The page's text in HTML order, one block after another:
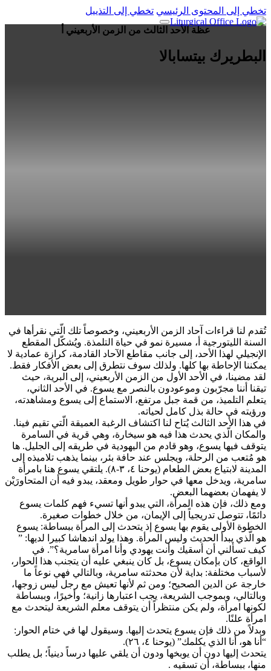
تخطي إلى المحتوى الرئيسي تخطي إلى التذييل
عظة الأحد الثالث من الزمن الأربعيني أ
البطريرك بيتسابالا
تُقدم لنا قراءات آحاد الزمن الأربعيني، وخصوصاً تلك الّتي نقرأها في
السنة الليتورجية أ، مسيرة نمو في حياة التلمذة. ويُشكّل المقطع
الإنجيلي لهذا الأحد، إلى جانب مقاطع الآحاد القادمة، كرازة عمادية لا
يمكننا الإحاطة بها كلها. ولذلك سوف نتطرق إلى بعض الأفكار فقط.
لقد مضينا، في الأحد الأول من الزمن الأربعيني، إلى البرية، حيث
تيقنا أننا مجرّبون وموعودون بالنصر مع يسوع. في الأحد الثاني،
يتعلم التلميذ، من قمة جبل مرتفع، الاستماع إلى يسوع ومشاهدته،
ورؤيته في حالة بذل كامل لحياته.
في هذا الأحد الثالث يُتاح لنا اكتشاف الرغبة العميقة الّتي تقيم فينا.
والمكان الّذي يحدث هذا فيه هو سيخارة، وهي قرية في السامرة
يتوقف فيها يسوع، وهو قادم من اليهودية في طريقه إلى الجليل. ها
هو مُتعب من الرحلة، ويجلس عند حافة بئر، بينما يذهب تلاميذه إلى
المدينة لابتياع بعض الطعام (يوحنا ٤، ٣-٨). يلتقي يسوع هنا بامرأة
سامرية، ويدخل معها في حوار طويل ومعقد، يبدو فيه أن المتحاورَيْن
لا يفهمان بعضهما البعض.
ومع ذلك، فإن هذه المرأة، التي يبدو أنها تسيء فهم كلمات يسوع
دائمًا، تتوصل تدريجياً إلى الإيمان، من خلال خطوات صغيرة.
الخطوة الأولى يقوم بها يسوع إذ يتحدث إلى المرأة ببساطة: يسوع
هو الّذي يبدأ الحديث وليس المرأة. وهذا يولد اندهاشا كبيرا لديها: ”
كيف تسألني أن أسقيك وأنت يهودي وأنا امرأة سامرية؟”. في
الواقع، كان بإمكان يسوع، بل كان ينبغي عليه أن يتجنب هذا الحوار،
لأسباب مختلفة: بداية لأن محدثته سامرية، وبالتالي فهي نوعاً ما
خارجة عن الدين الصحيح؛ ومن ثم لأنها تعيش مع رجل ليس زوجها،
وبالتالي، وبموجب الشريعة، يجب اعتبارها زانية؛ وأخيرًا، وببساطة
لكونها امرأة، ولم يكن منتظراً أن يتوقف معلم الشريعة ليتحدث مع
امرأة علنًا.
وبدلاً من ذلك فإن يسوع يتحدث إليها. وسيقول لها في ختام الحوار:
“أنا هو، أنا الذي يكلمك” (يوحنا ٤، ٢٦).
يتحدث إليها دون أن يوبخها ودون أن يلقي عليها درساً دينياً؛ بل يطلب
منها، ببساطة، أن تسقيه .